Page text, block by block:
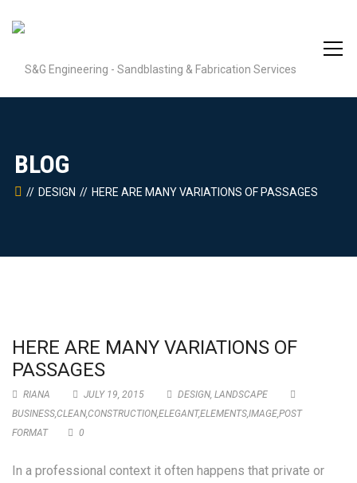
BLOG
DESIGN HERE ARE MANY VARIATIONS OF PASSAGES
HERE ARE MANY VARIATIONS OF
PASSAGES
RIANA JULY 19, 2015 DESIGN, LANDSCAPE
BUSINESS,CLEAN,CONSTRUCTION,ELEGANT,ELEMENTS,IMAGE,POST
FORMAT
0
In a professional context it often happens that private or